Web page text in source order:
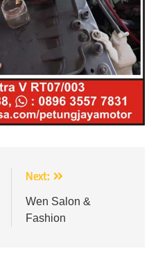
Next:
Wen Salon &
Fashion